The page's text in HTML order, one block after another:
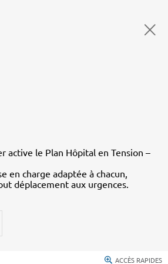
active le Plan Hôpital en Tension –
en charge adaptée à chacun,
déplacement aux urgences.
ACCÈS RAPIDES